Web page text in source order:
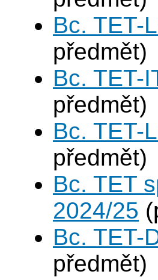
Bc. TET-
předmět)
Bc. TET-
předmět)
Bc. TET-
předmět)
Bc. TET
2024/25
Bc. TET-
předmět)